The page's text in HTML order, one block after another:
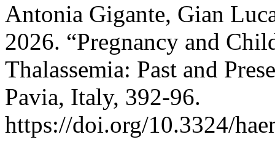
Antonia Gigante, Gian
2026. “Pregnancy and
Thalassemia: Past and
Pavia, Italy, 392-96.
https://doi.org/10.3324/